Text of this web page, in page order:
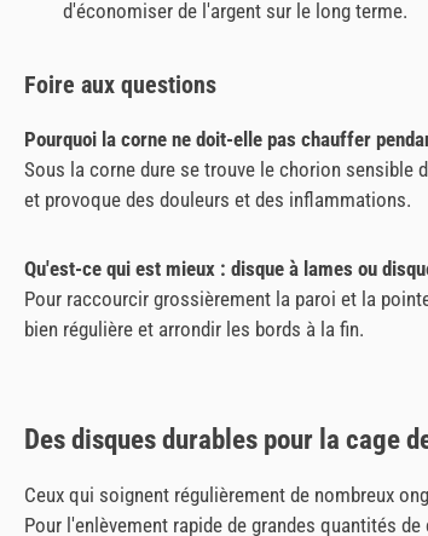
d'économiser de l'argent sur le long terme.
Foire aux questions
Pourquoi la corne ne doit-elle pas chauffer
Sous la corne dure se trouve le chorion sensible
et provoque des douleurs et des inflammations.
Qu'est-ce qui est mieux : disque à lames ou
Pour raccourcir grossièrement la paroi et la
bien régulière et arrondir les bords à la fin.
Des disques durables pour la cage
Ceux qui soignent régulièrement de nombreux
Pour l'enlèvement rapide de grandes quantités